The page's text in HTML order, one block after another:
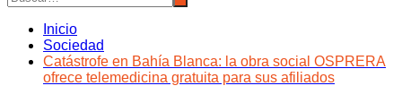
Inicio
Sociedad
Catástrofe en Bahía Blanca: la obra social OSPRERA
ofrece telemedicina gratuita para sus afiliados